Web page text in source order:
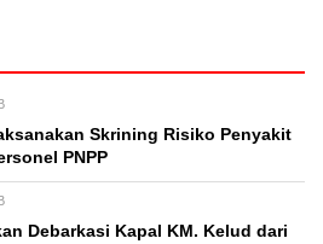
Skrining Risiko Penyakit
PNPP
Debarkasi Kapal KM. Kelud dari